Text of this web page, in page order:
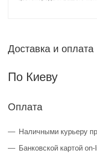
Доставка и оплата
По Киеву
Оплата
Наличными курьеру
Банковской картой on-